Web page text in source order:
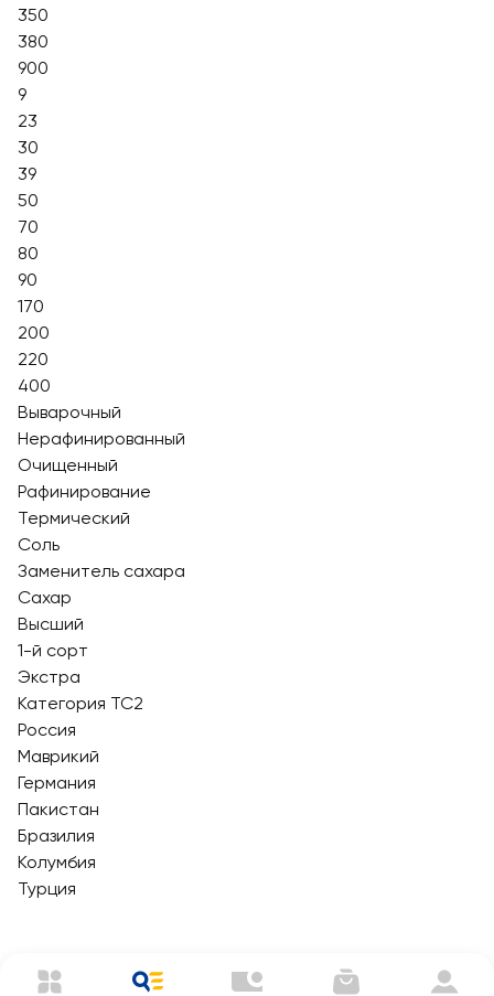
350
380
900
9
23
30
39
50
70
80
90
170
200
220
400
Выварочный
Нерафинированный
Очищенный
Рафинирование
Термический
Соль
Заменитель сахара
Сахар
Высший
1-й сорт
Экстра
Категория ТС2
Россия
Маврикий
Германия
Пакистан
Бразилия
Колумбия
Турция